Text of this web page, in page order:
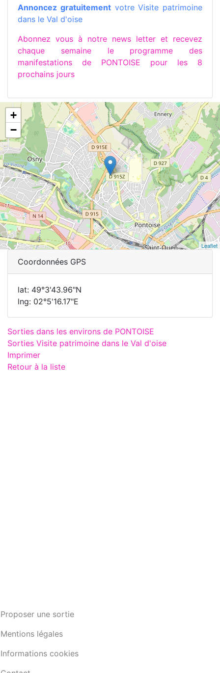
Annoncez gratuitementvotre Visite patrimoine
dans le Val d'oise
Abonnez vous à notre news letter et recevez
chaque semaine le programme des
manifestations de PONTOISE pour les 8
prochains jours
+
−
Leaflet
Coordonnées GPS
lat: 49°3'43.96"N
lng: 02°5'16.17"E
Sorties dans les environs de PONTOISE
Sorties Visite patrimoine dans le Val d'oise
Imprimer
Retour à la liste
Proposer une sortie
Mentions légales
Informations cookies